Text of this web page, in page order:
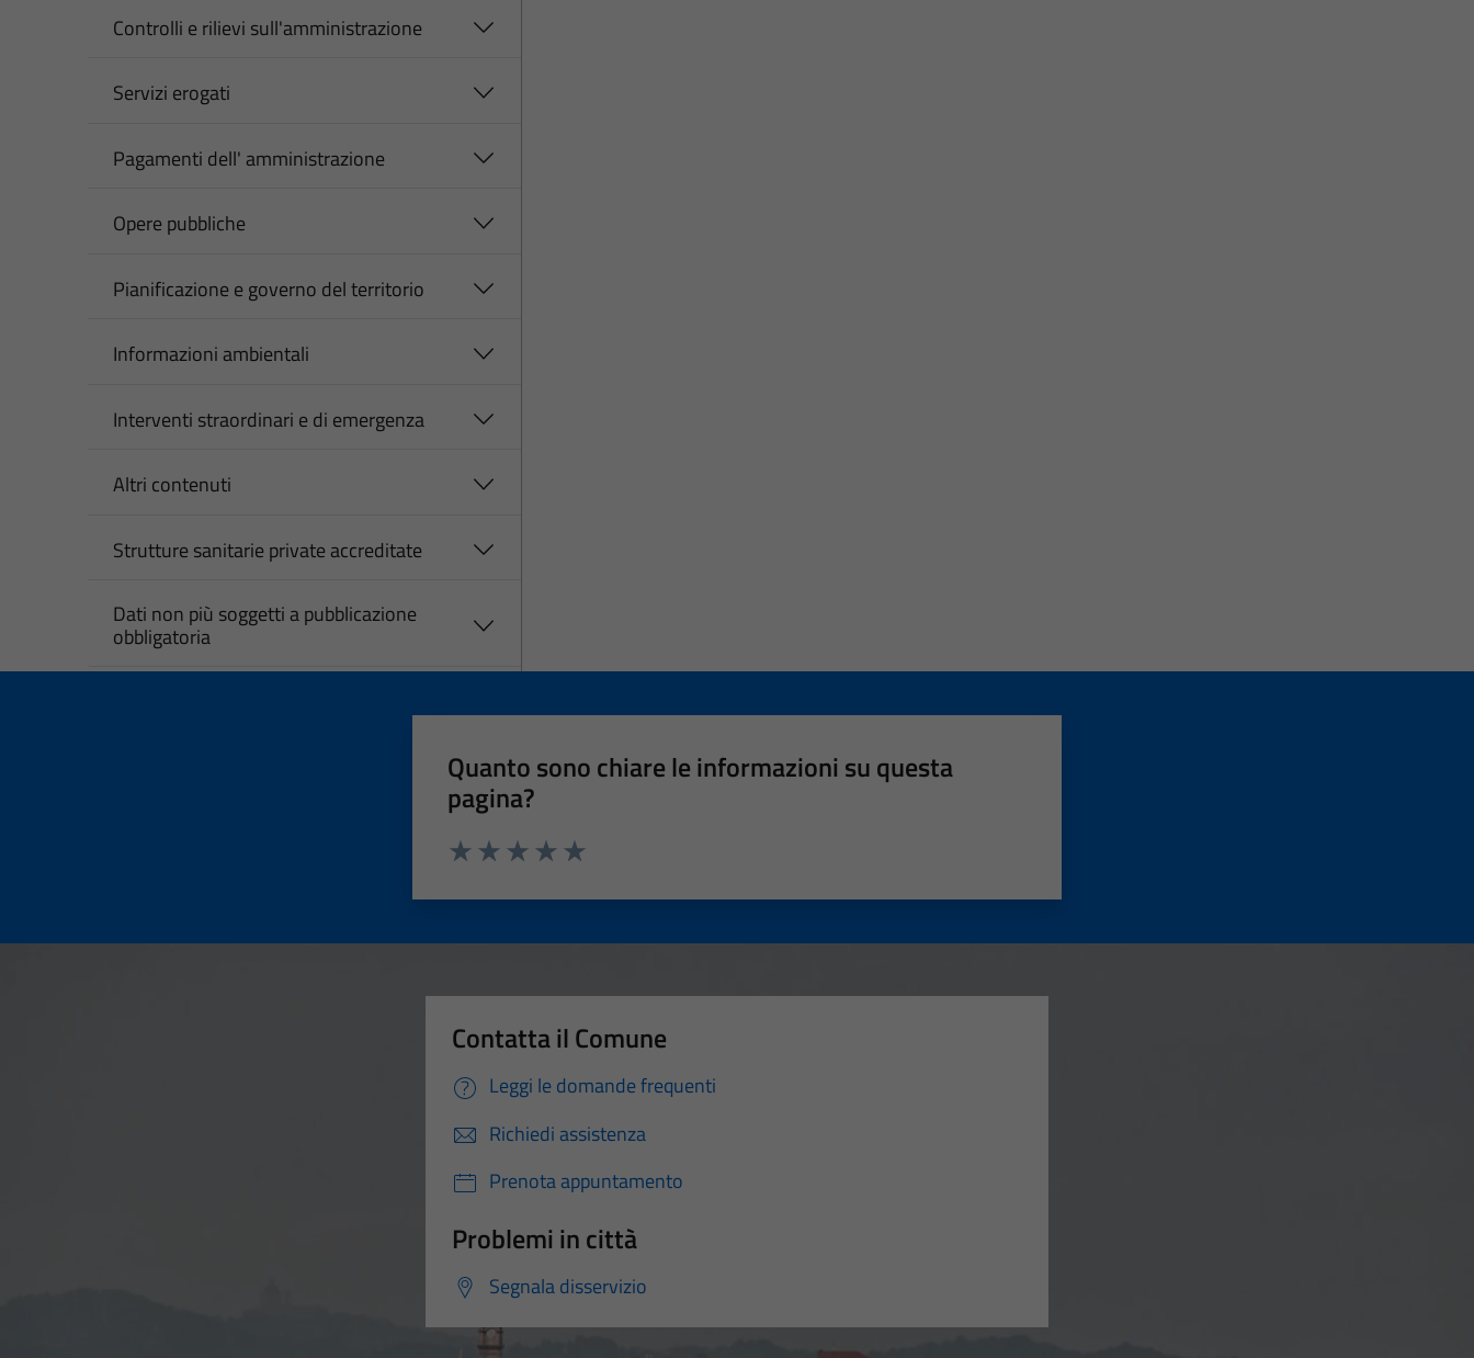
Controlli e rilievi sull'amministrazione
Servizi erogati
Pagamenti dell' amministrazione
Opere pubbliche
Pianificazione e governo del territorio
Informazioni ambientali
Interventi straordinari e di emergenza
Altri contenuti
Strutture sanitarie private accreditate
Dati non più soggetti a pubblicazione
obbligatoria
Quanto sono chiare le informazioni su questa
pagina?
Contatta il Comune
Leggi le domande frequenti
Richiedi assistenza
Prenota appuntamento
Problemi in città
Segnala disservizio